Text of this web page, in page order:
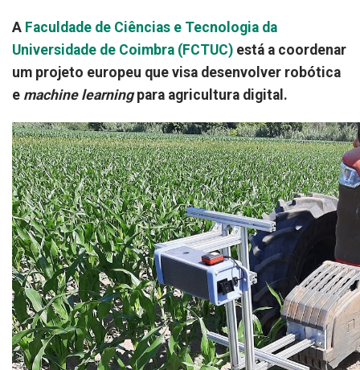
A Faculdade de Ciências e Tecnologia da
Universidade de Coimbra (FCTUC) está a coordenar
um projeto europeu que visa desenvolver robótica
e machine learningpara agricultura digital.